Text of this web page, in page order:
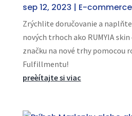
sep 12, 2023 | E-commerce
Zrýchlite doručovanie a
nových trhoch ako RUMYIA
značku na nové trhy pomocou
Fulfillmentu!
preèítajte si viac